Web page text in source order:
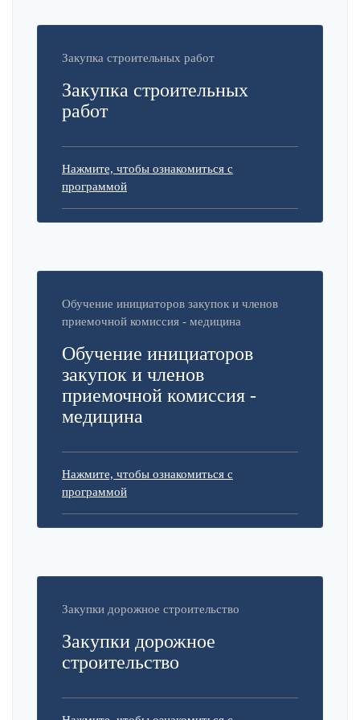
Закупка строительных работ
Закупка строительных
работ
Нажмите, чтобы ознакомиться с
программой
Обучение инициаторов закупок и членов
приемочной комиссия - медицина
Обучение инициаторов
закупок и членов
приемочной комиссия -
медицина
Нажмите, чтобы ознакомиться с
программой
Закупки дорожное строительство
Закупки дорожное
строительство